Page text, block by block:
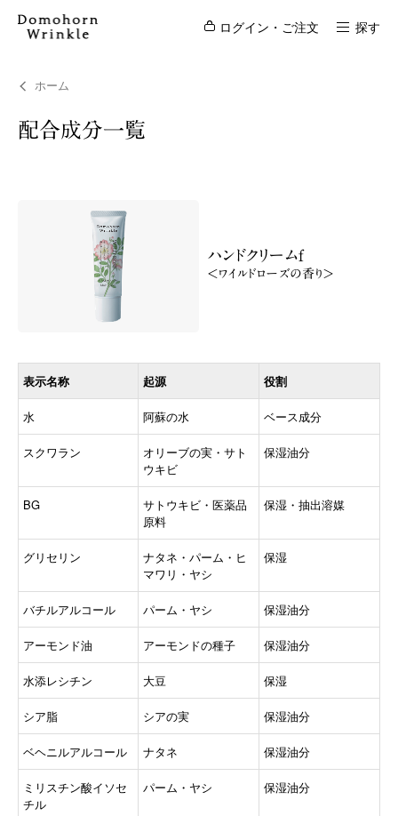
ログイン・ご注文 探す
ホーム
配合成分一覧
ハンドクリームf
＜ワイルドローズの香り＞
表示名称 起源 役割
水 阿蘇の水 ベース成分
スクワラン
オリーブの実・サト
ウキビ
保湿油分
BG
サトウキビ・医薬品
原料
保湿・抽出溶媒
グリセリン
ナタネ・パーム・ヒ
マワリ・ヤシ
保湿
バチルアルコール パーム・ヤシ 保湿油分
アーモンド油 アーモンドの種子 保湿油分
水添レシチン 大豆 保湿
シア脂 シアの実 保湿油分
ベヘニルアルコール ナタネ 保湿油分
ミリスチン酸イソセ
チル
パーム・ヤシ 保湿油分